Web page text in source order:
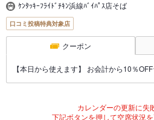
ｹﾝﾀｯｷｰﾌﾗｲﾄﾞﾁｷﾝ浜線ﾊﾞｲﾊﾟｽ店そば
口コミ投稿特典対象店
クーポン
【本日から使えます】 お会計から10％
カレンダーの更新に失
下記ボタンを押して空席状況を